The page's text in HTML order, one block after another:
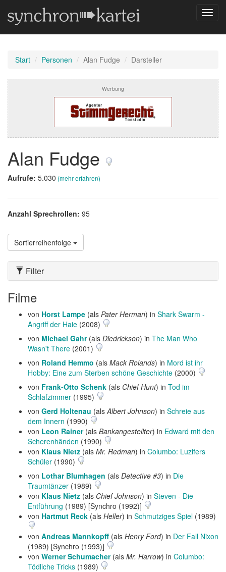
Start Personen Alan Fudge Darsteller
Werbung
Alan Fudge
Aufrufe: 5.030 (mehr erfahren)
Anzahl Sprechrollen: 95
Sortierreihenfolge
Filter
Filme
von Horst Lampe (als Pater Herman) in Shark Swarm -
Angriff der Haie (2008)
von Michael Gahr(als Diedrickson) in The Man Who
Wasn't There (2001)
von Roland Hemmo (als Mack Rolands) in Mord ist ihr
Hobby: Eine zum Sterben schöne Geschichte (2000)
von Frank-Otto Schenk (als Chief Hunt) in Tod im
Schlafzimmer (1995)
von Gerd Holtenau (alsAlbert Johnson) in Schreie aus
dem Innern (1990)
von Leon Rainer(als Bankangestellter) in Edward mit den
Scherenhänden (1990)
von Klaus Nietz (als Mr. Redman) in Columbo: Luzifers
Schüler (1990)
von Lothar Blumhagen (als Detective #3) in Die
Traumtänzer (1989)
von Klaus Nietz (als Chief Johnson) in Steven - Die
Entführung (1989) [Synchro (1992)]
von Hartmut Reck (als Heller) in Schmutziges Spiel (1989)
von Andreas Mannkopff (als Henry Ford) in Der Fall Nixon
(1989) [Synchro (1993)]
von Werner Schumacher(als Mr. Harrow) in Columbo:
Tödliche Tricks (1989)